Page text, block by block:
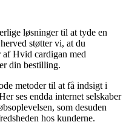
løsninger til at tyde en
støtter vi, at du
af Hvid cardigan med
din bestilling.
metoder til at få indsigt i
ses endda internet selskaber
som desuden
hos kunderne.